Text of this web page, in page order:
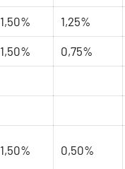
1,50% 1,25%
1,50% 0,75%
1,50% 0,50%